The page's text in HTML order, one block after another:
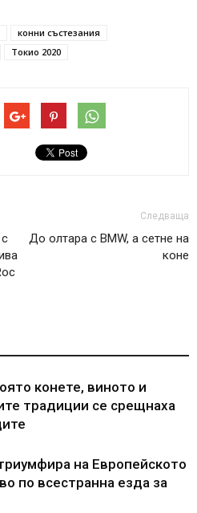
конни състезания
Токио 2020
Следваща
До олтара с BMW, а сетне на
коне
конете, виното и
традиции се срещнаха
на Европейското
по всестранна езда за